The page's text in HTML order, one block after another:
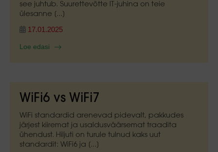
see juhtub. Suurettevõtte IT-juhina on teie
ülesanne [...]
17.01.2025
Loe edasi
WiFi6 vs WiFi7
WiFi standardid arenevad pidevalt, pakkudes
järjest kiiremat ja usaldusväärsemat traadita
ühendust. Hiljuti on turule tulnud kaks uut
standardit: WiFi6 ja [...]